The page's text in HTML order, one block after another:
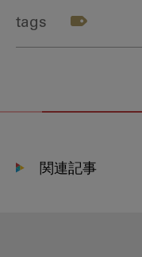
tags
関連記事